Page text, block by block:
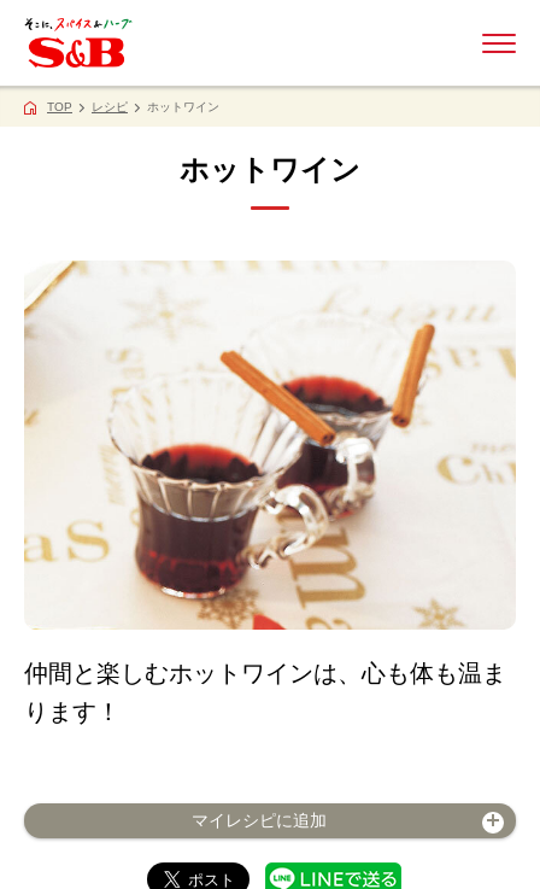
TOP レシピ ホットワイン
ホットワイン
仲間と楽しむホットワインは、心も体も温ま
ります！
マイレシピに追加